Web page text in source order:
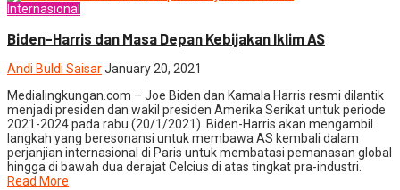
Internasional
Biden-Harris dan Masa Depan Kebijakan Iklim AS
Andi Buldi SaisarJanuary 20, 2021
Medialingkungan.com – Joe Biden dan Kamala Harris resmi dilantik
menjadi presiden dan wakil presiden Amerika Serikat untuk periode
2021-2024 pada rabu (20/1/2021). Biden-Harris akan mengambil
langkah yang beresonansi untuk membawa AS kembali dalam
perjanjian internasional di Paris untuk membatasi pemanasan global
hingga di bawah dua derajat Celcius di atas tingkat pra-industri.
Read More